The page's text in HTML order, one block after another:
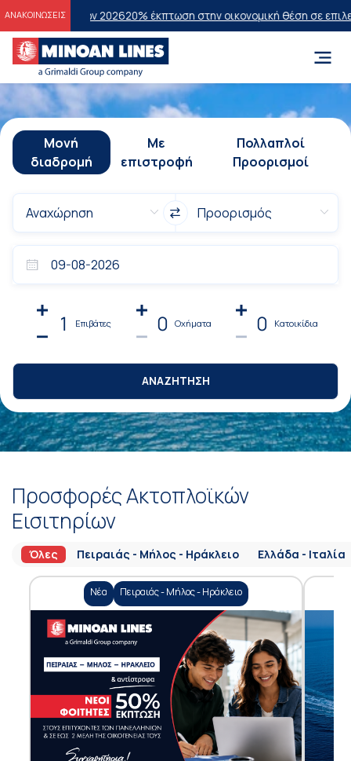
ΑΝΑΚΟΙΝΩΣΕΙΣ
202620% έκπτωση στην οικονομική θέση σε επιλεγμένα
Μονή
διαδρομή
Με
επιστροφή
Πολλαπλοί
Προορισμοί
1 Επιβάτες 0 Οχήματα 0 Κατοικίδια
ΑΝΑΖΗΤΗΣΗ
Προσφορές Ακτοπλοϊκών
Εισιτηρίων
Όλες Πειραιάς - Μήλος - Ηράκλειο Ελλάδα - Ιταλία
Νέα Πειραιάς - Μήλος - Ηράκλειο